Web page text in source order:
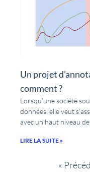
Un projet
comment ?
Lorsqu’une société
données, elle veut
avec un haut niveau
LIRE LA SUITE »
«